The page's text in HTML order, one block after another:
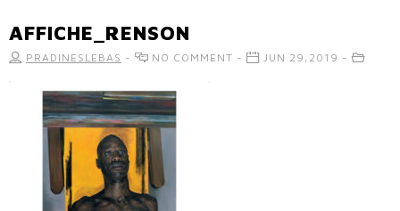
AFFICHE_RENSON
PRADINESLEBAS - NO COMMENT - JUN 29,2019 -